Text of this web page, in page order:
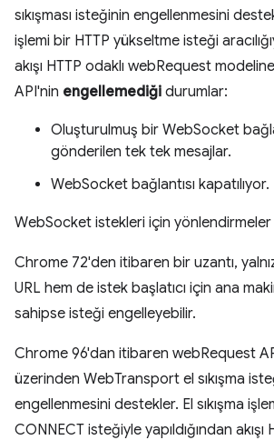
sıkışması isteğinin engellenmesini
işlemi bir HTTP yükseltme isteği
akışı HTTP odaklı webRequest
API'nin engellemediği durumlar:
Oluşturulmuş bir WebSocket
gönderilen tek tek mesajlar.
WebSocket bağlantısı kapatılıyor.
WebSocket istekleri için yönlendirmeler
Chrome 72'den itibaren bir uzantı,
URL hem de istek başlatıcı için ana
sahipse isteği engelleyebilir.
Chrome 96'dan itibaren webRequest
üzerinden WebTransport el sıkışma
engellenmesini destekler. El sıkışma
CONNECT isteğiyle yapıldığından akışı